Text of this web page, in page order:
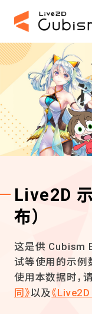
Live2D
布）
这是供 Cubism
试等使用的示例
使用本数据时，
同》以及《